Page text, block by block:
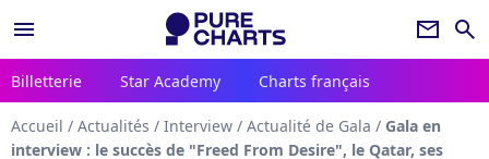
menu newsletter search
Billetterie Star Academy Charts français
Accueil / Actualités / Interview / Actualité de Gala / Gala en
interview : le succès de "Freed From Desire", le Qatar, ses